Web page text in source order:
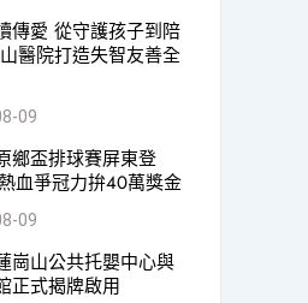
傳愛 從守護孩子到陪
醫院打造失智友善全
09
鄉盃排球賽屏東登
爭冠力拚40萬獎金
09
崗山公共托嬰中心與
正式揭牌啟用